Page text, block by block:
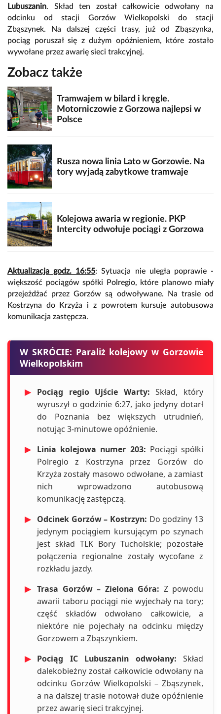
Lubuszanin. Skład ten został całkowicie odwołany na
odcinku od stacji Gorzów Wielkopolski do stacji
Zbąszynek. Na dalszej części trasy, już od Zbąszynka,
pociąg poruszał się z dużym opóźnieniem, które zostało
wywołane przez awarię sieci trakcyjnej.
Zobacz także
Tramwajem w bilard i kręgle.
Motorniczowie z Gorzowa najlepsi w
Polsce
Rusza nowa linia Lato w Gorzowie. Na
tory wyjadą zabytkowe tramwaje
Kolejowa awaria w regionie. PKP
Intercity odwołuje pociągi z Gorzowa
Aktualizacja godz. 16:55: Sytuacja nie uległa poprawie -
większość pociągów spółki Polregio, które planowo miały
przejeżdżać przez Gorzów są odwoływane. Na trasie od
Kostrzyna do Krzyża i z powrotem kursuje autobusowa
komunikacja zastępcza.
W SKRÓCIE: Paraliż kolejowy w Gorzowie
Wielkopolskim
▶ Pociąg regio Ujście Warty: Skład, który
wyruszył o godzinie 6:27, jako jedyny dotarł
do Poznania bez większych utrudnień,
notując 3-minutowe opóźnienie.
▶
Linia kolejowa numer 203: Pociągi spółki
Polregio z Kostrzyna przez Gorzów do
Krzyża zostały masowo odwołane, a zamiast
nich wprowadzono autobusową
komunikację zastępczą.
▶
Odcinek Gorzów – Kostrzyn: Do godziny 13
jedynym pociągiem kursującym po szynach
jest skład TLK Bory Tucholskie; pozostałe
połączenia regionalne zostały wycofane z
rozkładu jazdy.
▶ Trasa Gorzów – Zielona Góra: Z powodu
awarii taboru pociągi nie wyjechały na tory;
część składów odwołano całkowicie, a
niektóre nie pojechały na odcinku między
Gorzowem a Zbąszynkiem.
▶
Pociąg IC Lubuszanin odwołany: Skład
dalekobieżny został całkowicie odwołany na
odcinku Gorzów Wielkopolski – Zbąszynek,
a na dalszej trasie notował duże opóźnienie
przez awarię sieci trakcyjnej.